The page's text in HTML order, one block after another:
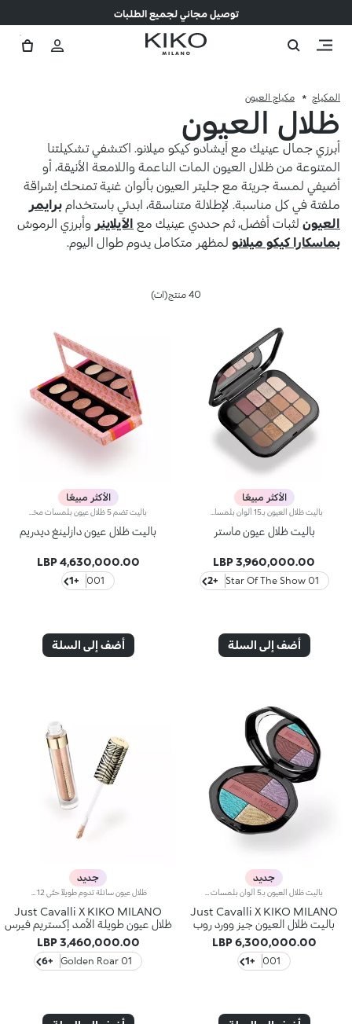
توصيل مجاني لجميع الطلبات
المكياج مكياج العيون
ظلال العيون
أبرزي جمال عينيك مع آيشادو كيكو ميلانو. اكتشفي تشكيلتنا
المتنوعة من ظلال العيون المات الناعمة واللامعة الأنيقة، أو
أضيفي لمسة جريئة مع جليتر العيون بألوان غنية تمنحك إشراقة
ملفتة في كل مناسبة. لإطلالة متناسقة، ابدئي باستخدام برايمر
العيون لثبات أفضل، ثم حددي عينيك مع الآيلاينر وأبرزي الرموش
بماسكارا كيكو ميلانو لمظهر متكامل يدوم طوال اليوم.
40 منتج(ات)
الأكثر مبيعًا
باليت ظلال عيون ماستر
3,960,000.00 LBP
01 Star Of The Show
+2
أضف إلى السلة
الأكثر مبيعًا
باليت ظلال عيون دازلينغ ديدريم
4,630,000.00 LBP
001
+1
أضف إلى السلة
جديد
Just Cavalli X KIKO MILANO
باليت ظلال العيون جيز وورد روب
6,300,000.00 LBP
001
+1
جديد
Just Cavalli X KIKO MILANO
ظلال عيون طويلة الأمد إكستريم فيرس
3,460,000.00 LBP
01 Golden Roar
+6